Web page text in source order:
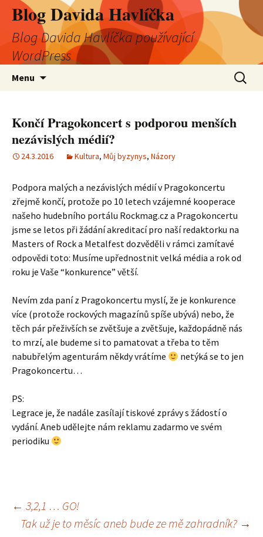
Blog Davida Havlíčka
Blog Davida Havlíčka používající
WordPress
Menu
Končí Pragokoncert s podporou menších
nezávislých médií?
24.3.2016 Kultura, Můj byzynys, Názory
Podpora malých a nezávislých médií v Pragokoncertu
zřejmě končí, protože po 10 letech vzájemné kooperace
našeho hudebního portálu Rockmag.cz a Pragokoncertu
jsme se letos při žádání akreditací pro naší redaktorku na
Masters of Rock a Metalfest dozvěděli v rámci zamítavé
odpovědi toto: Musíme upřednostnit velká média a rok od
roku je Vaše “konkurence” větší.
Nevím zda paní z Pragokoncertu myslí, že je konkurence
více (protože rockových magazínů spíše ubývá) nebo, že
těch pár přeživších se zvětšuje a zvětšuje, každopádně nás
to mrzí, ale budeme si to pamatovat a třeba to těm
nabubřelým agenturám někdy vrátíme
netýká se to jen
Pragokoncertu…
PS:
Legrace je, že nadále zasílají tiskové zprávy s žádostí o
vydání. Aneb udělejte nám reklamu zadarmo ve svém
periodiku
Navigace
← 3,2,1 … GO!
Tak už je to měsíc aneb bude ze mě zahradník? →